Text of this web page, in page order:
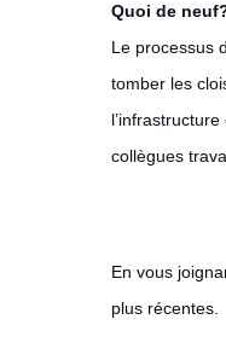
Quoi de
Le processus
tomber les
collègues
En vous
plus récentes.